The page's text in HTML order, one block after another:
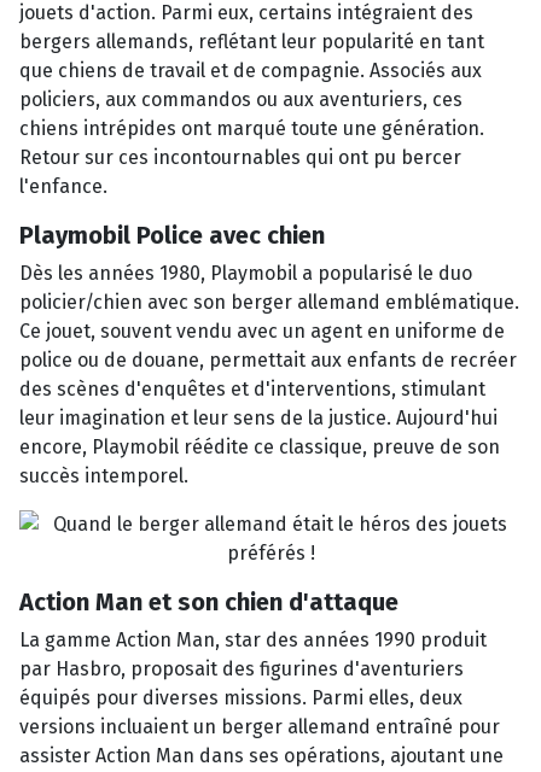
jouets d'action. Parmi eux, certains intégraient des
bergers allemands, reflétant leur popularité en tant
que chiens de travail et de compagnie. Associés aux
policiers, aux commandos ou aux aventuriers, ces
chiens intrépides ont marqué toute une génération.
Retour sur ces incontournables qui ont pu bercer
l'enfance.
Playmobil Police avec chien
Dès les années 1980, Playmobil a popularisé le duo
policier/chien avec son berger allemand emblématique.
Ce jouet, souvent vendu avec un agent en uniforme de
police ou de douane, permettait aux enfants de recréer
des scènes d'enquêtes et d'interventions, stimulant
leur imagination et leur sens de la justice. Aujourd'hui
encore, Playmobil réédite ce classique, preuve de son
succès intemporel.
Action Man et son chien d'attaque
La gamme Action Man, star des années 1990 produit
par Hasbro, proposait des figurines d'aventuriers
équipés pour diverses missions. Parmi elles, deux
versions incluaient un berger allemand entraîné pour
assister Action Man dans ses opérations, ajoutant une